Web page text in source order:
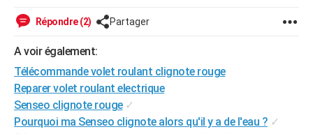
Art de vivre
Bien-être
Loisirs
Mode
Modes de vie
SANTE
VOYAGE
Destinations
City break
Voyage nature
Voyage de noces
Forum
Climat
PHOTO
GUIDES D'ACHAT
BONS PLANS
Répondre (2) Partager
A voir également:
Télécommande volet roulant clignote rouge
Reparer volet roulant electrique
Senseo clignote rouge ✓
Pourquoi ma Senseo clignote alors qu'il y a de l'eau ? ✓